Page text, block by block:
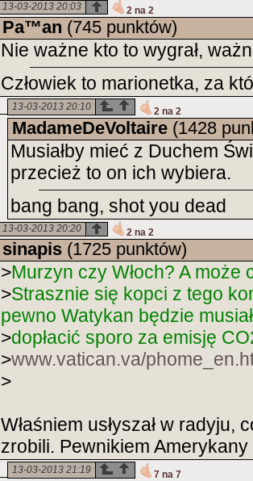
13-03-2013 20:03 2 na 2
Pa™an (745 punktów)
Nie ważne kto to wygrał,
Człowiek to marionetka, za
13-03-2013 20:10 2 na 2
MadameDeVoltaire (1428
Musiałby mieć z Duchem
przecież to on ich wybiera.
bang bang, shot you dead
13-03-2013 20:20 2 na 2
sinapis (1725 punktów)
>Murzyn czy Włoch? A może
>Strasznie się kopci z tego
pewno Watykan będzie musiał
>dopłacić sporo za emisję
>www.vatican.va/
>
Właśniem usłyszał w radyju,
zrobili. Pewnikiem
13-03-2013 21:19 7 na 7